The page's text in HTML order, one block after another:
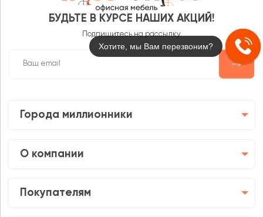
БУДЬТЕ В КУРСЕ НАШИХ АКЦИЙ!
Подпишитесь на рассылку
Города миллионники
О компании
Покупателям
Telegram